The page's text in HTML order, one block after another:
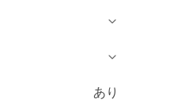
あり